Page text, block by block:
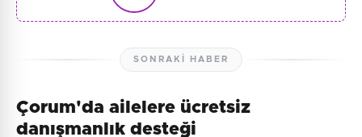
SONRAKI HABER
Çorum'da ailelere ücretsiz
danışmanlık desteği